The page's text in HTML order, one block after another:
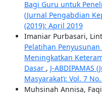
Bagi Guru untuk
(Jurnal Pengabdian
(2019): April 2019
Imaniar Purbasari,
Pelatihan
Meningkatkan
Dasar , J-ABDIPAMAS
Masyarakat): Vol. 7
Muhsinah Annisa,